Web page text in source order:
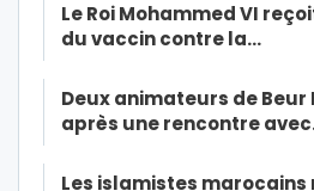
Le Roi Mohammed VI
du vaccin contre la…
Deux animateurs de Beur
après une rencontre
Les islamistes